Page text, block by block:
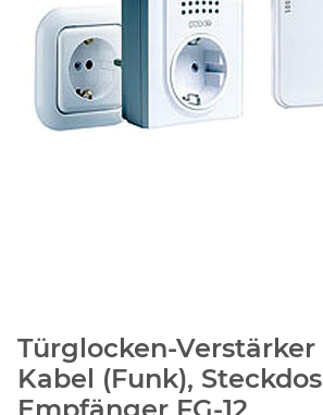
Türglocken-Verstärker
Kabel (Funk),